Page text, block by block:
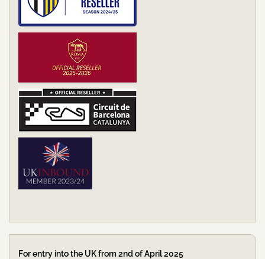
For entry into the UK from 2nd of April 2025